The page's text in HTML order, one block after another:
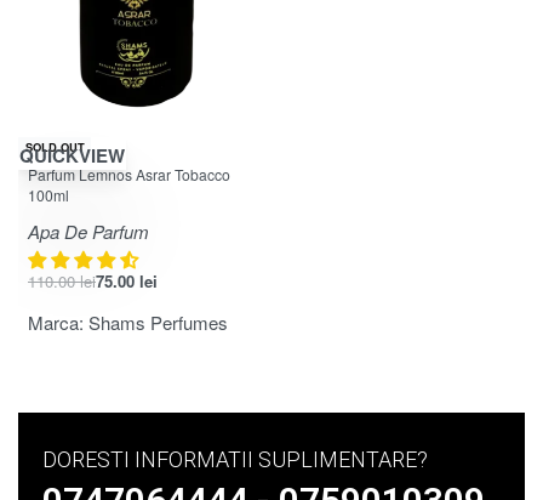
-32% OFF
SOLD OUT
QUICKVIEW
Evaluat la5.00din 5
Parfum Lemnos Asrar Tobacco
100ml
Apa De Parfum
110.00lei75.00 lei
Marca: Shams Perfumes
DORESTI INFORMATII SUPLIMENTARE?